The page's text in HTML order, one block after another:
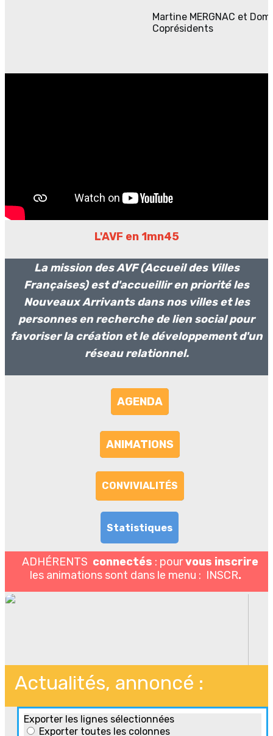
Martine MERGNAC et
Coprésidents
L'AVF en 1mn45
La mission des AVF (Accueil des Villes
Françaises) est d'accueillir en priorité les
Nouveaux Arrivants dans nos villes et les
personnes en recherche de lien social pour
favoriser la création et le développement d'un
réseau relationnel.
AGENDA
ANIMATIONS
CONVIVIALITÉS
Statistiques
ADHÉRENTS connectés : pourvous inscrire
les animations sont dans le menu : INSCR.
Actualités, annoncé :